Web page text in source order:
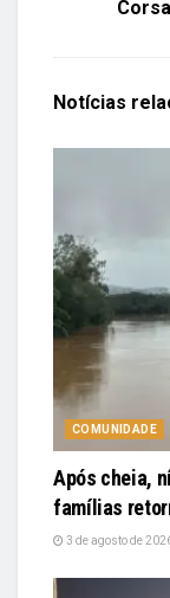
Notícias
COMUNIDADE
Após cheia,
famílias
3 de agosto de